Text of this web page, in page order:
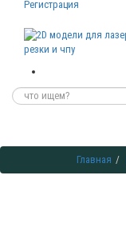
Регистрация
резки и чпу
Главная